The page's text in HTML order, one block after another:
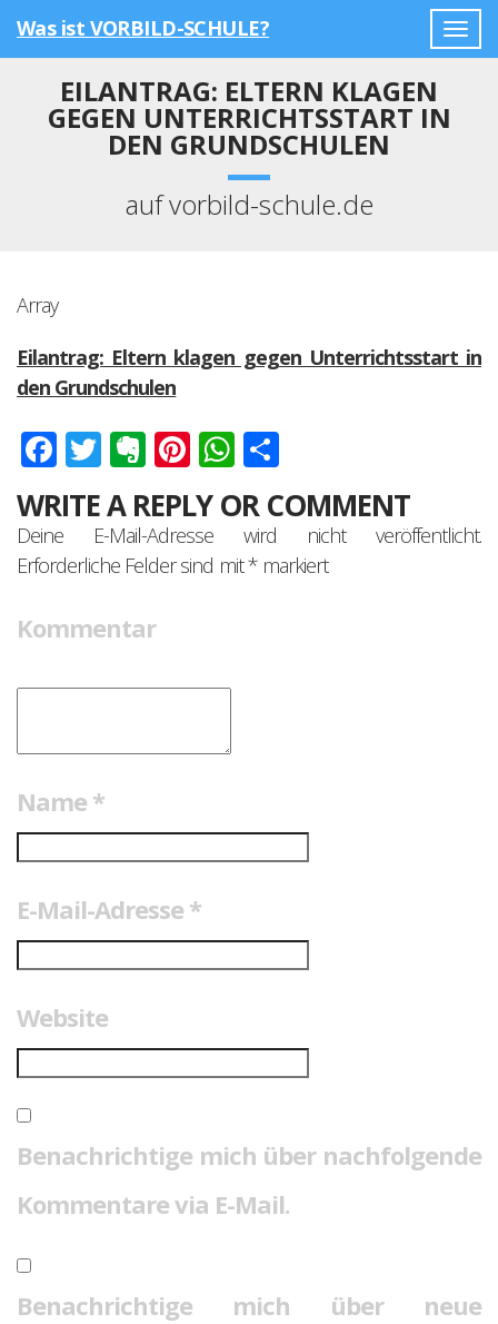
Was ist VORBILD-SCHULE?
EILANTRAG: ELTERN KLAGEN
GEGEN UNTERRICHTSSTART IN
DEN GRUNDSCHULEN
auf vorbild-schule.de
Array
Eilantrag: Eltern klagen gegen Unterrichtsstart in
den Grundschulen
Facebook
Twitter
Evernote
Pinterest
WhatsApp
WRITE A REPLY OR COMMENT
Deine E-Mail-Adresse wird nicht veröffentlicht.
Erforderliche Felder sind mit*markiert
Kommentar
Name *
E-Mail-Adresse *
Website
Benachrichtige mich über nachfolgende
Kommentare via E-Mail.
Benachrichtige mich über neue